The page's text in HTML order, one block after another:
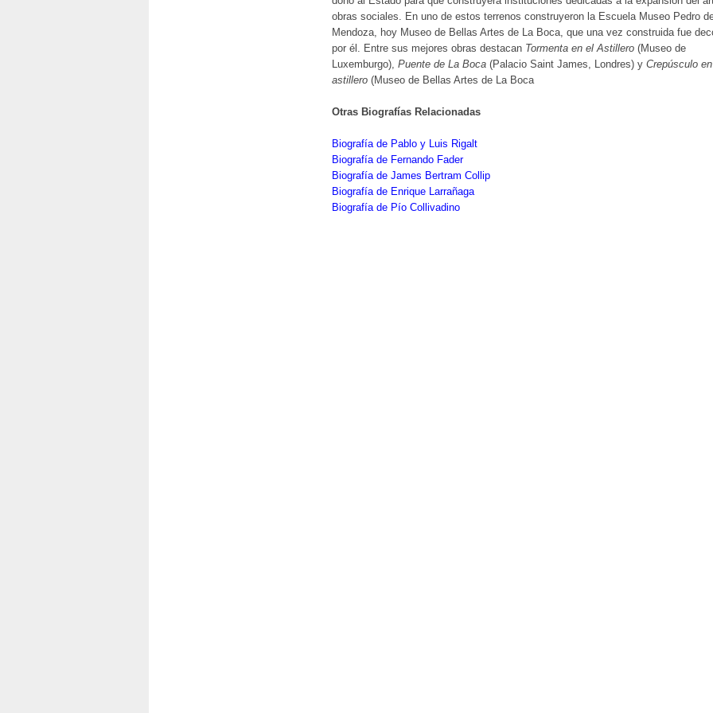
obras sociales. En uno de estos terrenos construyeron la Escuela Museo Pedro
Mendoza, hoy Museo de Bellas Artes de La Boca, que una vez construida fue
por él. Entre sus mejores obras destacan Tormenta en el Astillero (Museo de
Luxemburgo), Puente de La Boca (Palacio Saint James, Londres) y Crepúsculo
astillero (Museo de Bellas Artes de La Boca
Otras Biografías Relacionadas
Biografía de Pablo y Luis Rigalt
Biografía de Fernando Fader
Biografía de James Bertram Collip
Biografía de Enrique Larrañaga
Biografía de Pío Collivadino